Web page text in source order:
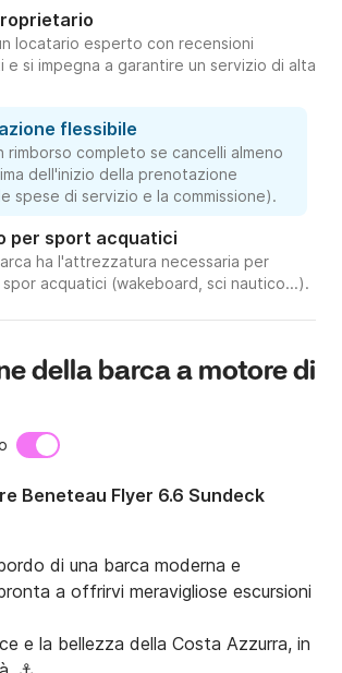
locatario esperto con recensioni
e si impegna a garantire un servizio di alta
flessibile
rimborso completo se cancelli almeno
dell'inizio della prenotazione
spese di servizio e la commissione).
per sport acquatici
ha l'attrezzatura necessaria per
acquatici (wakeboard, sci nautico...).
della barca a motore di
Beneteau Flyer 6.6 Sundeck
di una barca moderna e
a offrirvi meravigliose escursioni
e la bellezza della Costa Azzurra, in